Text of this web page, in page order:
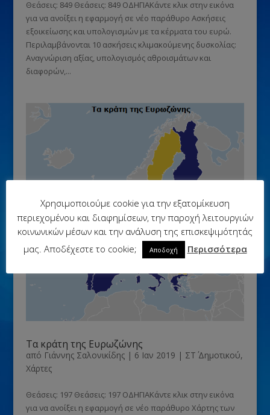
Θεάσεις: 849 Θεάσεις: 849 ΟΔΗΓΙΑΚάντε κλικ στην εικόνα
για να ανοίξει η εφαρμογή σε νέο παράθυρο Ασκήσεις
εξοικείωσης και υπολογισμών με τα κέρματα του ευρώ.
Περιλαμβάνονται 10 ασκήσεις κλιμακούμενης δυσκολίας:
Αναγνώριση αξίας, υπολογισμός αθροισμάτων και
διαφορών,...
Τα κράτη της Ευρωζώνης
από Γιάννης Σαλονικίδης| 6 Ιαν 2019 | ΣΤ΄ Δημοτικού,
Χάρτες
Θεάσεις: 197 Θεάσεις: 197 ΟΔΗΓΙΑΚάντε κλικ στην εικόνα
για να ανοίξει η εφαρμογή σε νέο παράθυρο Χάρτης των
Χρησιμοποιούμε cookie για την εξατομίκευση
περιεχομένου και διαφημίσεων, την παροχή λειτουργιών
κοινωνικών μέσων και την ανάλυση της επισκεψιμότητάς
μας. Αποδέχεστε το cookie;
Αποδοχή Περισσότερα